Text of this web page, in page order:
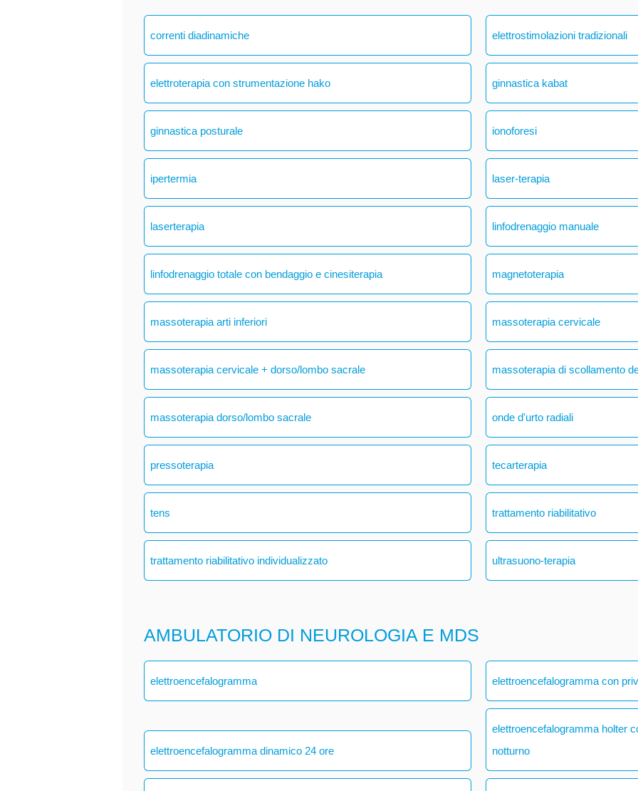
correnti diadinamiche elettrostimolazioni tradizionali
elettroterapia con strumentazione hako ginnastica kabat
ginnastica posturale ionoforesi
ipertermia laser-terapia
laserterapia linfodrenaggio manuale
linfodrenaggio totale con bendaggio e cinesiterapia magnetoterapia
massoterapia arti inferiori massoterapia cervicale
massoterapia cervicale + dorso/lombo sacrale massoterapia di scollamento
massoterapia dorso/lombo sacrale onde d'urto radiali
pressoterapia tecarterapia
tens trattamento riabilitativo
trattamento riabilitativo individualizzato ultrasuono-terapia
AMBULATORIO DI NEUROLOGIA E MDS
elettroencefalogramma elettroencefalogramma con
elettroencefalogramma dinamico 24 ore
elettroencefalogramma holter
notturno